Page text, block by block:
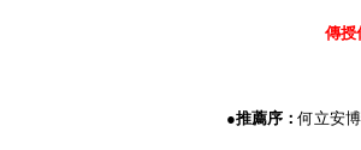
傳授
●推薦序：何立安